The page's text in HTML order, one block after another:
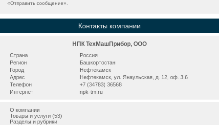
«Отправить сообщение».
Контакты компании
НПК ТехМашПрибор, ООО
Страна
Россия
Регион
Башкортостан
Город
Нефтекамск
Адрес
Нефтекамск, ул. Янаульская, д. 12, оф. 3.6
Телефон
+7 (34783) 36568
Интернет
npk-tm.ru
О компании
Товары и услуги (53)
Разделы и рубрики